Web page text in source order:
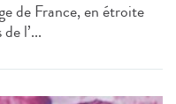
de France, en étroite
l’...